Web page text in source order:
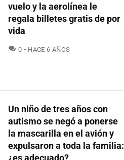
vuelo y la aerolínea le
regala billetes gratis de por
vida
0 COMENTARIOS
HACE 6 AÑOS
Un niño de tres años con
autismo se negó a ponerse
la mascarilla en el avión y
expulsaron a toda la familia:
¿es adecuado?